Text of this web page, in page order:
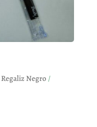
Regaliz Negro /